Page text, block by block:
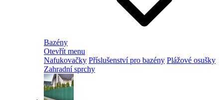
Bazény
Otevřít menu
Nafukovačky Příslušenství pro bazény Plážové osušky
Zahradní sprchy